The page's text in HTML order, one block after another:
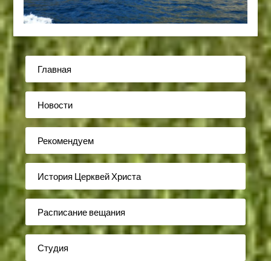
Главная
Новости
Рекомендуем
История Церквей Христа
Расписание вещания
Студия